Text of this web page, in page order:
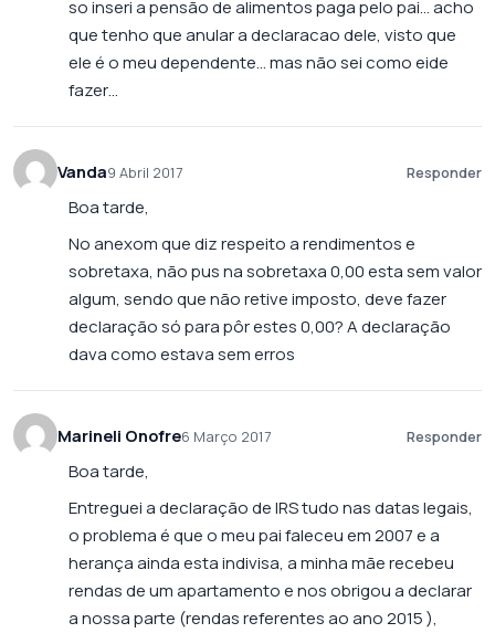
so inseri a pensão de alimentos paga pelo pai… acho
que tenho que anular a declaracao dele, visto que
ele é o meu dependente… mas não sei como eide
fazer…
Vanda9 Abril 2017 Responder
Boa tarde,
No anexom que diz respeito a rendimentos e
sobretaxa, não pus na sobretaxa 0,00 esta sem valor
algum, sendo que não retive imposto, deve fazer
declaração só para pôr estes 0,00? A declaração
dava como estava sem erros
Marineli Onofre6 Março 2017 Responder
Boa tarde,
Entreguei a declaração de IRS tudo nas datas legais,
o problema é que o meu pai faleceu em 2007 e a
herança ainda esta indivisa, a minha mãe recebeu
rendas de um apartamento e nos obrigou a declarar
a nossa parte (rendas referentes ao ano 2015 ),